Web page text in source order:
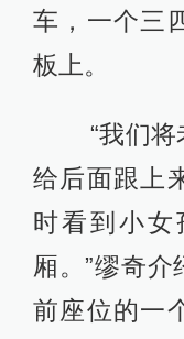
车，一个三
板上。
“我们将
给后面跟上
时看到小
厢。”缪奇
前座位的一